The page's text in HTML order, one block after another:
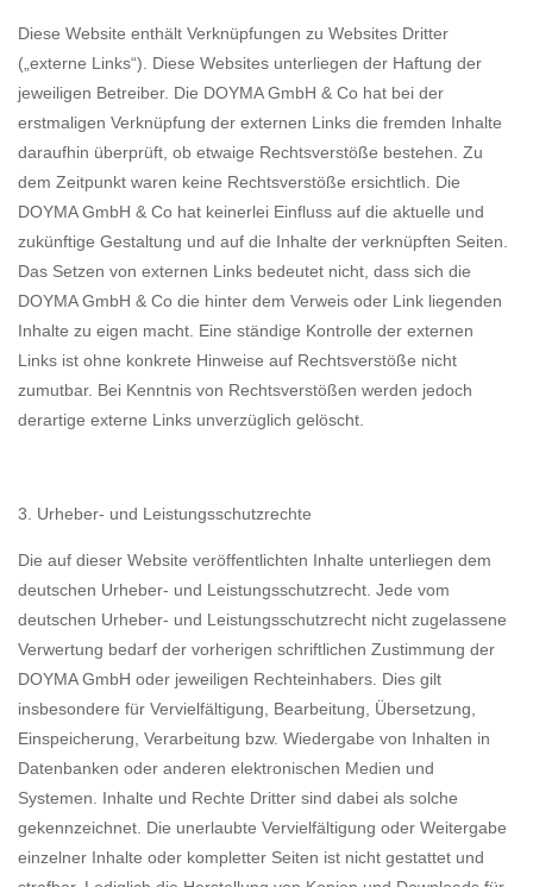
Diese Website enthält Verknüpfungen zu Websites Dritter
(„externe Links“). Diese Websites unterliegen der Haftung der
jeweiligen Betreiber. Die DOYMA GmbH & Co hat bei der
erstmaligen Verknüpfung der externen Links die fremden Inhalte
daraufhin überprüft, ob etwaige Rechtsverstöße bestehen. Zu
dem Zeitpunkt waren keine Rechtsverstöße ersichtlich. Die
DOYMA GmbH & Co hat keinerlei Einfluss auf die aktuelle und
zukünftige Gestaltung und auf die Inhalte der verknüpften Seiten.
Das Setzen von externen Links bedeutet nicht, dass sich die
DOYMA GmbH & Co die hinter dem Verweis oder Link liegenden
Inhalte zu eigen macht. Eine ständige Kontrolle der externen
Links ist ohne konkrete Hinweise auf Rechtsverstöße nicht
zumutbar. Bei Kenntnis von Rechtsverstößen werden jedoch
derartige externe Links unverzüglich gelöscht.
3. Urheber- und Leistungsschutzrechte
Die auf dieser Website veröffentlichten Inhalte unterliegen dem
deutschen Urheber- und Leistungsschutzrecht. Jede vom
deutschen Urheber- und Leistungsschutzrecht nicht zugelassene
Verwertung bedarf der vorherigen schriftlichen Zustimmung der
DOYMA GmbH oder jeweiligen Rechteinhabers. Dies gilt
insbesondere für Vervielfältigung, Bearbeitung, Übersetzung,
Einspeicherung, Verarbeitung bzw. Wiedergabe von Inhalten in
Datenbanken oder anderen elektronischen Medien und
Systemen. Inhalte und Rechte Dritter sind dabei als solche
gekennzeichnet. Die unerlaubte Vervielfältigung oder Weitergabe
einzelner Inhalte oder kompletter Seiten ist nicht gestattet und